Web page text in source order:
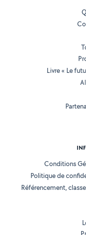
Livre « Le
Conditions
Politique de
Référencement,